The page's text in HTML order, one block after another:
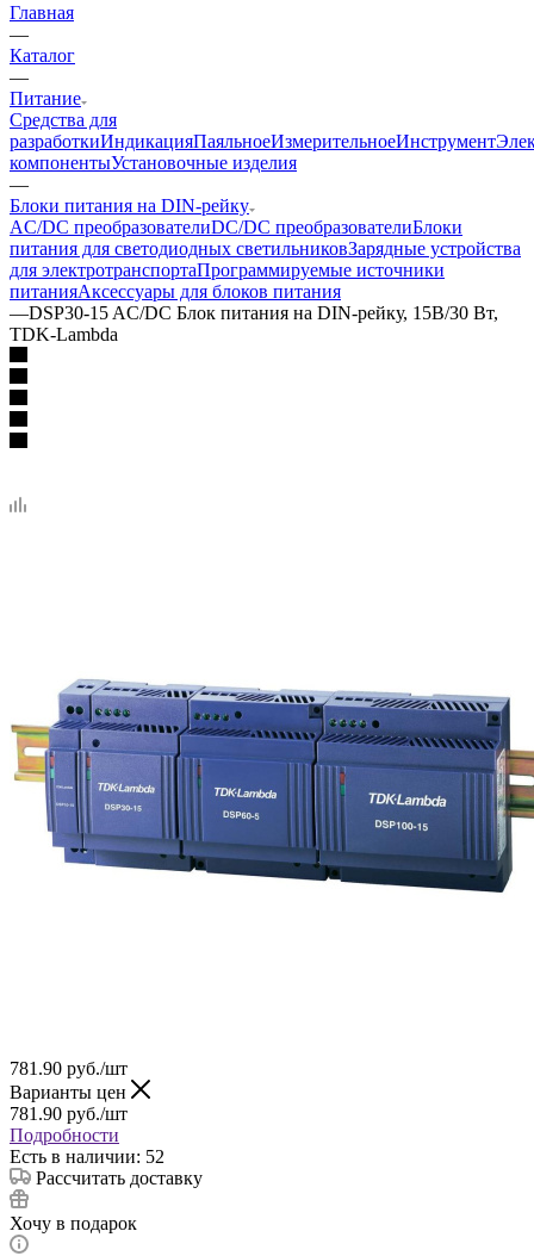
Главная
—
Каталог
—
Питание
Средства для
разработкиИндикацияПаяльноеИзмерительноеИнструмент
компонентыУстановочные изделия
—
Блоки питания на DIN-рейку
AC/DC преобразователиDC/DC преобразователиБлоки
питания для светодиодных светильниковЗарядные устройства
для электротранспортаПрограммируемые источники
питанияАксессуары для блоков питания
—DSP30-15 AC/DC Блок питания на DIN-рейку, 15В/30 Вт,
TDK-Lambda
781.90 руб./шт
Варианты цен
781.90 руб./шт
Подробности
Есть в наличии: 52
Рассчитать доставку
Хочу в подарок